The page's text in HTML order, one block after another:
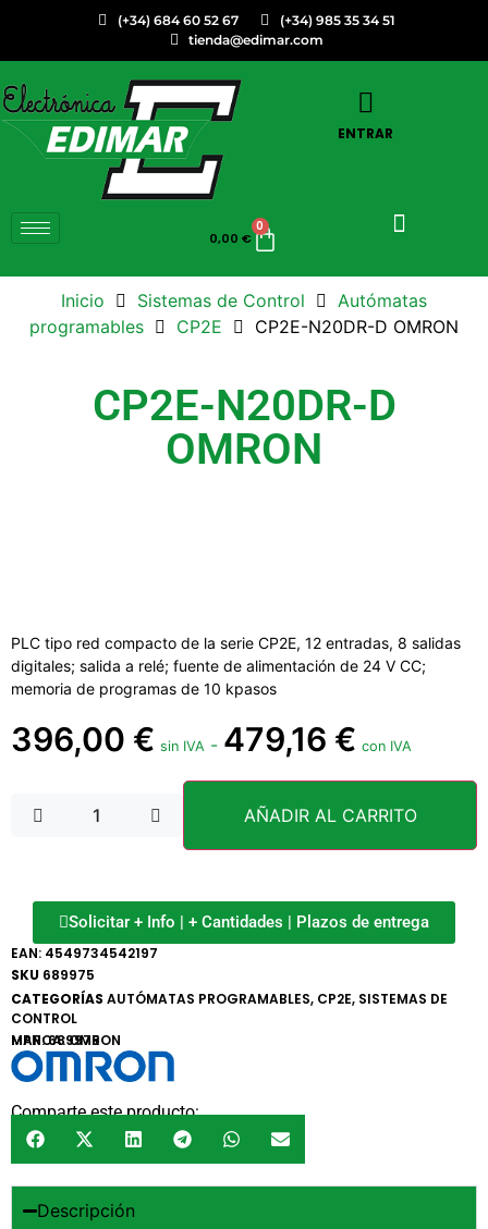
(+34) 684 60 52 67
(+34) 985 35 34 51
tienda@edimar.com
ENTRAR
0,00 €
0
Inicio Sistemas de Control
Autómatas
programables
CP2E CP2E-N20DR-D OMRON
CP2E-N20DR-D
OMRON
PLC tipo red compacto de la serie CP2E, 12 entradas, 8 salidas
digitales; salida a relé; fuente de alimentación de 24 V CC;
memoria de programas de 10 kpasos
396,00 € sin IVA - 479,16 € con IVA
AÑADIR AL CARRITO
Solicitar + Info | + Cantidades | Plazos de entrega
EAN: 4549734542197
SKU 689975
CATEGORÍAS AUTÓMATAS PROGRAMABLES, CP2E, SISTEMAS DE
CONTROL
MARCA:OMRON
MPN: 689975
Comparte este producto:
Descripción